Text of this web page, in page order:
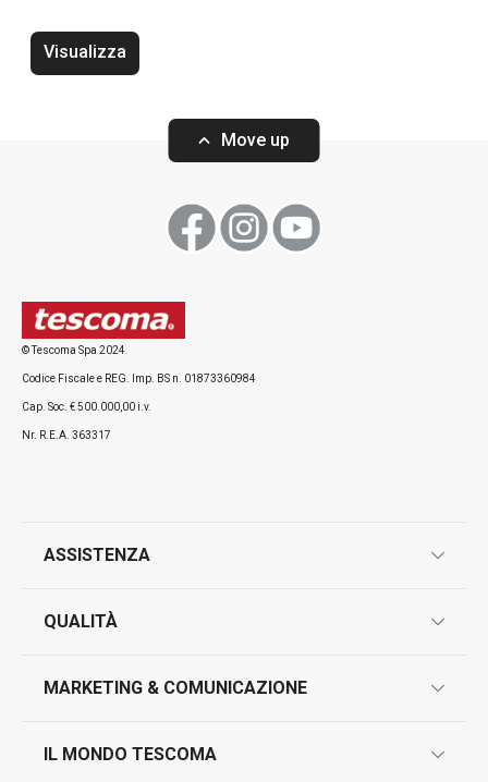
Visualizza
Move up
© Tescoma Spa 2024
Codice Fiscale e REG. Imp. BS n. 01873360984
Cap. Soc. € 500.000,00 i.v.
Nr. R.E.A. 363317
ASSISTENZA
contatti
QUALITÀ
test sui prodotti
MARKETING & COMUNICAZIONE
IL MONDO TESCOMA